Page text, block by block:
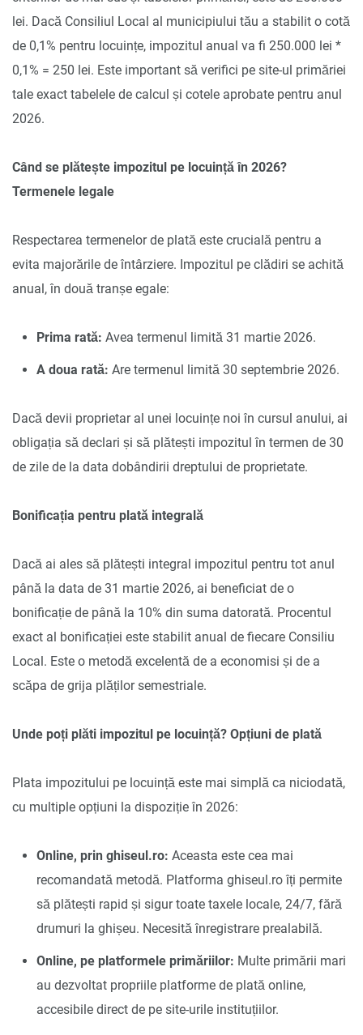
lei. Dacă Consiliul Local al municipiului tău a stabilit o cotă
de 0,1% pentru locuințe, impozitul anual va fi 250.000 lei *
0,1% = 250 lei. Este important să verifici pe site-ul primăriei
tale exact tabelele de calcul și cotele aprobate pentru anul
2026.
Când se plătește impozitul pe locuință în 2026?
Termenele legale
Respectarea termenelor de plată este crucială pentru a
evita majorările de întârziere. Impozitul pe clădiri se achită
anual, în două tranșe egale:
Prima rată: Avea termenul limită 31 martie 2026.
A doua rată: Are termenul limită 30 septembrie 2026.
Dacă devii proprietar al unei locuințe noi în cursul anului, ai
obligația să declari și să plătești impozitul în termen de 30
de zile de la data dobândirii dreptului de proprietate.
Bonificația pentru plată integrală
Dacă ai ales să plătești integral impozitul pentru tot anul
până la data de 31 martie 2026, ai beneficiat de o
bonificație de până la 10% din suma datorată. Procentul
exact al bonificației este stabilit anual de fiecare Consiliu
Local. Este o metodă excelentă de a economisi și de a
scăpa de grija plăților semestriale.
Unde poți plăti impozitul pe locuință? Opțiuni de plată
Plata impozitului pe locuință este mai simplă ca niciodată,
cu multiple opțiuni la dispoziție în 2026:
Online, prin ghiseul.ro: Aceasta este cea mai
recomandată metodă. Platforma ghiseul.ro îți permite
să plătești rapid și sigur toate taxele locale, 24/7, fără
drumuri la ghișeu. Necesită înregistrare prealabilă.
Online, pe platformele primăriilor: Multe primării mari
au dezvoltat propriile platforme de plată online,
accesibile direct de pe site-urile instituțiilor.